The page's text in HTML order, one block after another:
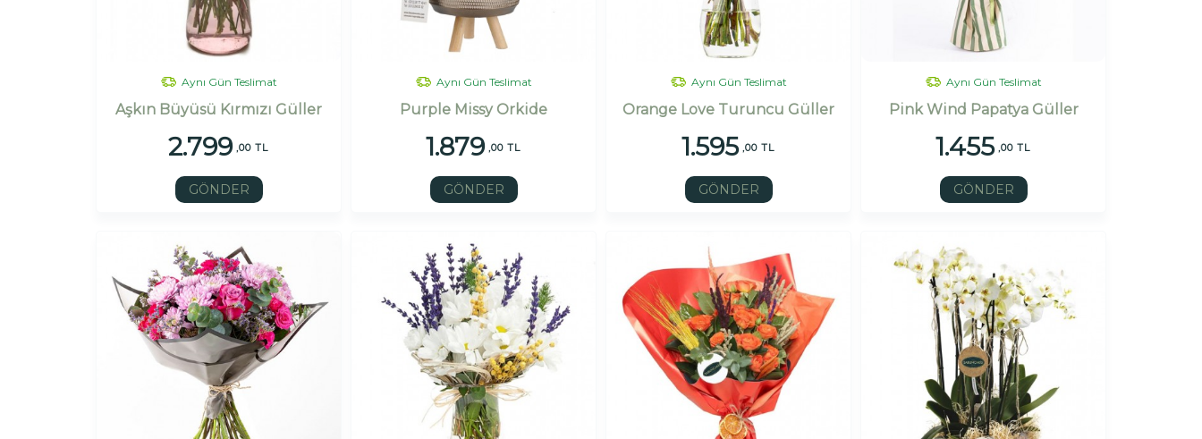
Aynı Gün Teslimat
Aşkın Büyüsü Kırmızı Güller
2.799 ,00 TL
GÖNDER
Aynı Gün Teslimat
Purple Missy Orkide
1.879 ,00 TL
GÖNDER
Aynı Gün Teslimat
Orange Love Turuncu Güller
1.595 ,00 TL
GÖNDER
Aynı Gün Teslimat
Pink Wind Papatya Güller
1.455 ,00 TL
GÖNDER